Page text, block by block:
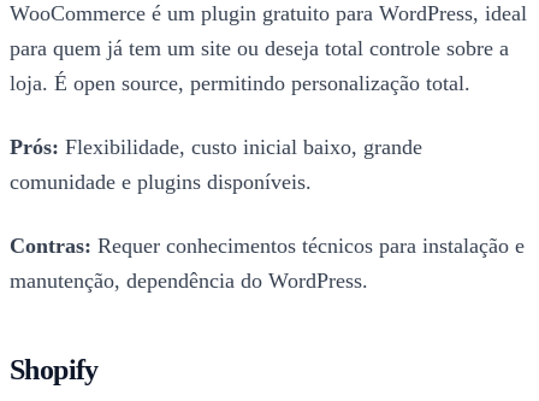
WooCommerce é um plugin gratuito para WordPress, ideal
para quem já tem um site ou deseja total controle sobre a
loja. É open source, permitindo personalização total.
Prós: Flexibilidade, custo inicial baixo, grande
comunidade e plugins disponíveis.
Contras: Requer conhecimentos técnicos para instalação e
manutenção, dependência do WordPress.
Shopify